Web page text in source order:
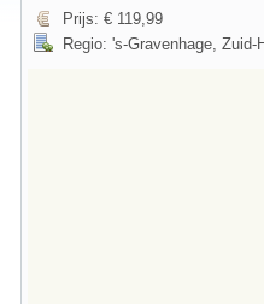
Prijs: € 119,99
Regio: 's-Gravenhage, Zuid-